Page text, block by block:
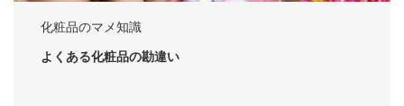
化粧品のマメ知識
よくある化粧品の勘違い